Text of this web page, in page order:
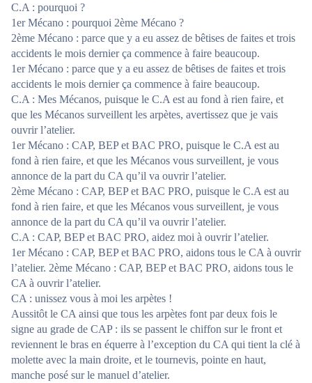
C.A : pourquoi ?
1er Mécano : pourquoi 2ème Mécano ?
2ème Mécano : parce que y a eu assez de bêtises de faites et trois
accidents le mois dernier ça commence à faire beaucoup.
1er Mécano : parce que y a eu assez de bêtises de faites et trois
accidents le mois dernier ça commence à faire beaucoup.
C.A : Mes Mécanos, puisque le C.A est au fond à rien faire, et
que les Mécanos surveillent les arpètes, avertissez que je vais
ouvrir l’atelier.
1er Mécano : CAP, BEP et BAC PRO, puisque le C.A est au
fond à rien faire, et que les Mécanos vous surveillent, je vous
annonce de la part du CA qu’il va ouvrir l’atelier.
2ème Mécano : CAP, BEP et BAC PRO, puisque le C.A est au
fond à rien faire, et que les Mécanos vous surveillent, je vous
annonce de la part du CA qu’il va ouvrir l’atelier.
C.A : CAP, BEP et BAC PRO, aidez moi à ouvrir l’atelier.
1er Mécano : CAP, BEP et BAC PRO, aidons tous le CA à ouvrir
l’atelier. 2ème Mécano : CAP, BEP et BAC PRO, aidons tous le
CA à ouvrir l’atelier.
CA : unissez vous à moi les arpètes !
Aussitôt le CA ainsi que tous les arpètes font par deux fois le
signe au grade de CAP : ils se passent le chiffon sur le front et
reviennent le bras en équerre à l’exception du CA qui tient la clé à
molette avec la main droite, et le tournevis, pointe en haut,
manche posé sur le manuel d’atelier.